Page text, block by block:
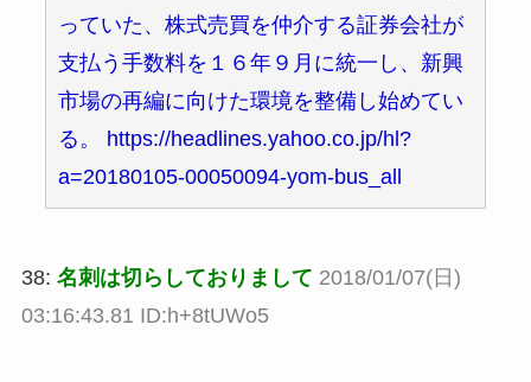
っていた、株式売買を仲介する証券会社が
支払う手数料を１６年９月に統一し、新興
市場の再編に向けた環境を整備し始めてい
る。 https://headlines.yahoo.co.jp/hl?
a=20180105-00050094-yom-bus_all
38: 名刺は切らしておりまして 2018/01/07(日)
03:16:43.81 ID:h+8tUWo5